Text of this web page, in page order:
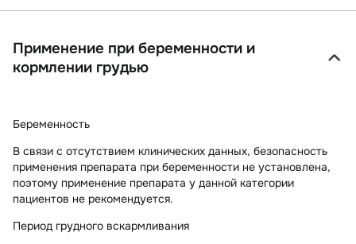
Применение при беременности и
кормлении грудью
Беременность
В связи с отсутствием клинических данных, безопасность
применения препарата при беременности не установлена,
поэтому применение препарата у данной категории
пациентов не рекомендуется.
Период грудного вскармливания